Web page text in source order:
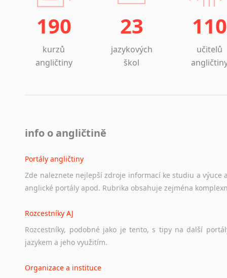
190
kurzů
angličtiny
23
jazykových
škol
110
učitelů
info o angličtině
Portály angličtiny
Zde naleznete nejlepší zdroje informací ke studiu a výuce
anglické portály apod. Rubrika obsahuje zejména
Rozcestníky AJ
Rozcestníky, podobné jako je tento, s tipy na další
jazykem a jeho využitím.
Organizace a instituce